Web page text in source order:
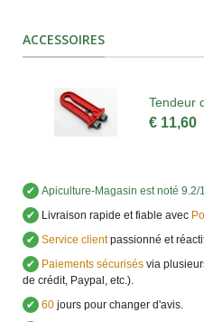
ACCESSOIRES
Tendeur
€ 11,60
✔ Apiculture-Magasin est noté 9.2/
✔ Livraison rapide et fiable avec
✔ Service clientpassionné et
✔ Paiements sécurisésvia
de crédit, Paypal, etc.).
✔ 60jours pour changer d'avis.